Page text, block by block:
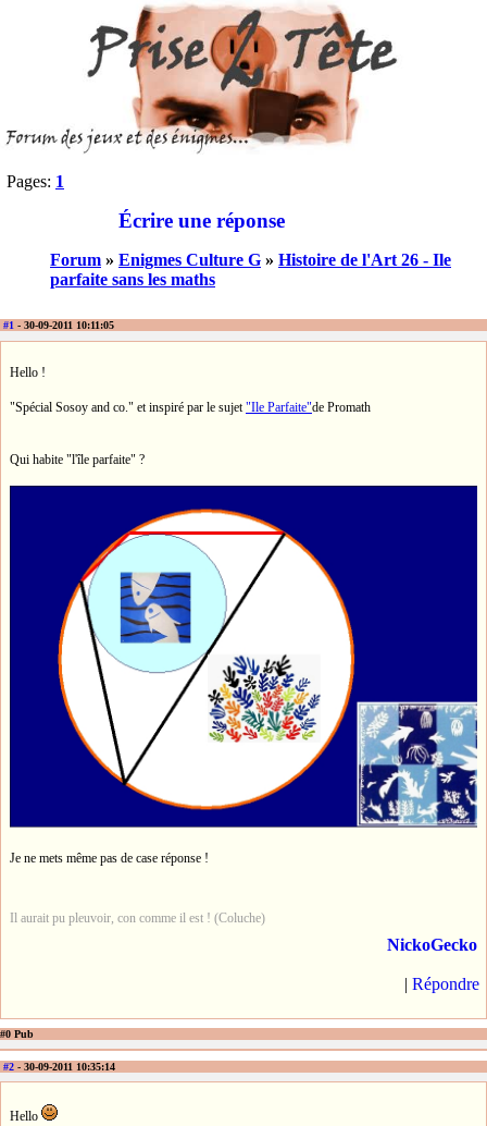
Pages: 1
Écrire une réponse
Forum » Enigmes Culture G » Histoire de l'Art 26 - Ile
parfaite sans les maths
#1 - 30-09-2011 10:11:05
Hello !
"Spécial Sosoy and co." et inspiré par le sujet "Ile Parfaite"de Promath
Qui habite "l'île parfaite" ?
Je ne mets même pas de case réponse !
Il aurait pu pleuvoir, con comme il est ! (Coluche)
NickoGecko
| Répondre
#0 Pub
#2 - 30-09-2011 10:35:14
Hello